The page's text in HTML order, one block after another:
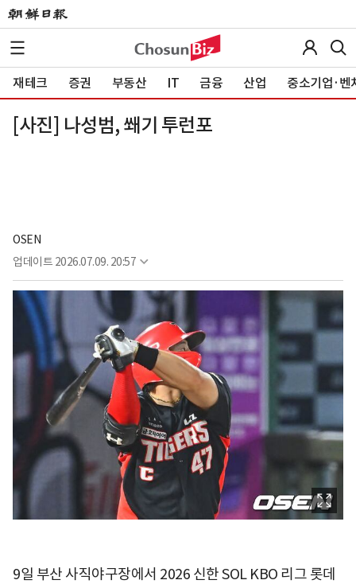
재테크 증권 부동산 IT 금융 산업 중소기업·벤
[사진] 나성범, 쐐기 투런포
OSEN
업데이트 2026.07.09. 20:57
9일 부산 사직야구장에서 2026 신한 SOL KBO 리그 롯데